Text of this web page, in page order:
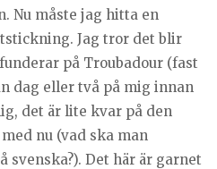
Nu måste jag hitta en
Jag tror det blir
på Troubadour (fast
dag eller två på mig innan
det är lite kvar på den
nu (vad ska man
svenska?). Det här är garnet